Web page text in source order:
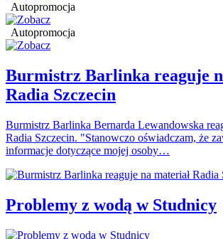
Autopromocja
Autopromocja
Burmistrz Barlinka reaguje
Radia Szczecin
Burmistrz Barlinka Bernarda Lewandowska
Radia Szczecin. "Stanowczo oświadczam, że
informacje dotyczące mojej osoby…
Problemy z wodą w Studnicy